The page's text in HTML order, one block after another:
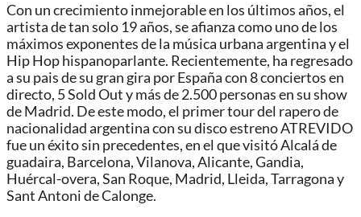
Con un crecimiento inmejorable en los últimos años, el
artista de tan solo 19 años, se afianza como uno de los
máximos exponentes de la música urbana argentina y el
Hip Hop hispanoparlante. Recientemente, ha regresado
a su pais de su gran gira por España con 8 conciertos en
directo, 5 Sold Out y más de 2.500 personas en su show
de Madrid. De este modo, el primer tour del rapero de
nacionalidad argentina con su disco estreno ATREVIDO
fue un éxito sin precedentes, en el que visitó Alcalá de
guadaira, Barcelona, Vilanova, Alicante, Gandia,
Huércal-overa, San Roque, Madrid, Lleida, Tarragona y
Sant Antoni de Calonge.